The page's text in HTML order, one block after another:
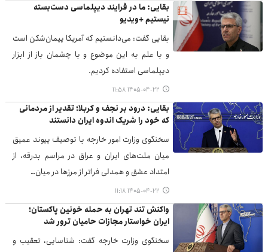
بقایی: ما در فرایند دیپلماسی دست‌بسته
نیستیم +ویدیو
بقایی گفت: می‌دانستیم که آمریکا پیمان‌شکن است
و با علم به این موضوع و با چشمان باز از ابزار
دیپلماسی استفاده کردیم.
۱۴۰۵-۰۴-۲۲ ۱۱:۵۸
بقایی: درود بر نجف و کربلا؛ تقدیر از مردمانی
که خود را شریک اندوه ایران دانستند
سخنگوی وزارت امور خارجه با توصیف پیوند عمیق
میان ملت‌های ایران و عراق در مراسم بدرقه، از
امتداد عشق و همدلی فراتر از مرزها در میان…
۱۴۰۵-۰۴-۲۲ ۱۱:۱۸
واکنش تند تهران به حمله خونین پاکستان؛
ایران خواستار مجازات حامیان ترور شد
سخنگوی وزارت خارجه گفت: شناسایی، تعقیب و